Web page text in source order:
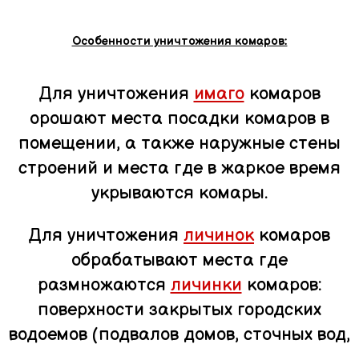
Особенности уничтожения комаров:
Для уничтожения имагокомаров
орошают места посадки комаров в
помещении, а также наружные стены
строений и места где в жаркое время
укрываются комары.
Для уничтожения личинок комаров
обрабатывают места где
размножаются личинки комаров:
поверхности закрытых городских
водоемов (подвалов домов, сточных вод,